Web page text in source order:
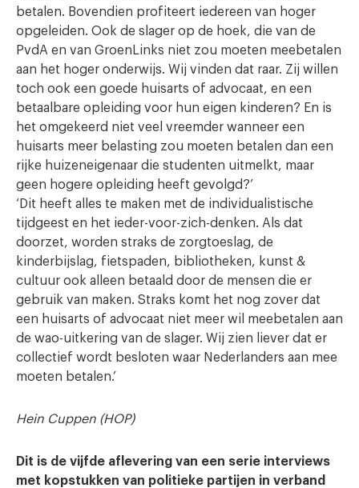
betalen. Bovendien profiteert iedereen van hoger
opgeleiden. Ook de slager op de hoek, die van de
PvdA en van GroenLinks niet zou moeten meebetalen
aan het hoger onderwijs. Wij vinden dat raar. Zij willen
toch ook een goede huisarts of advocaat, en een
betaalbare opleiding voor hun eigen kinderen? En is
het omgekeerd niet veel vreemder wanneer een
huisarts meer belasting zou moeten betalen dan een
rijke huizeneigenaar die studenten uitmelkt, maar
geen hogere opleiding heeft gevolgd?’
‘Dit heeft alles te maken met de individualistische
tijdgeest en het ieder-voor-zich-denken. Als dat
doorzet, worden straks de zorgtoeslag, de
kinderbijslag, fietspaden, bibliotheken, kunst &
cultuur ook alleen betaald door de mensen die er
gebruik van maken. Straks komt het nog zover dat
een huisarts of advocaat niet meer wil meebetalen aan
de wao-uitkering van de slager. Wij zien liever dat er
collectief wordt besloten waar Nederlanders aan mee
moeten betalen.’
Hein Cuppen (HOP)
Dit is de vijfde aflevering van een serie interviews
met kopstukken van politieke partijen in verband